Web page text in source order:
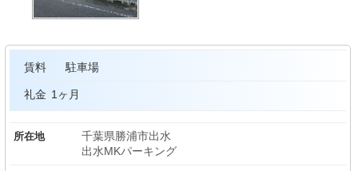
賃料 駐車場
礼金 1ヶ月
所在地
千葉県勝浦市出水
出水MKパーキング